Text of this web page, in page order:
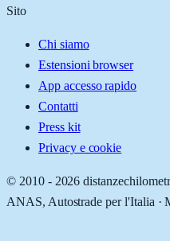
Sito
Chi siamo
Estensioni browser
App accesso rapido
Contatti
Press kit
Privacy e cookie
© 2010 - 2026
ANAS, Autostrade per l'Italia ·